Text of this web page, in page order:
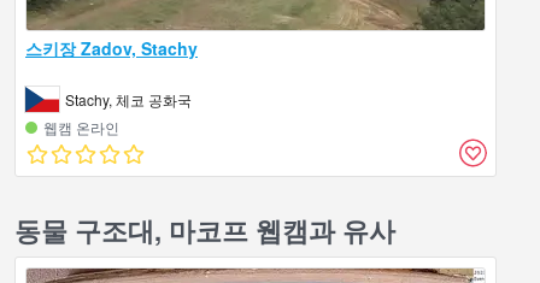
스키장 Zadov, Stachy
Stachy, 체코 공화국
웹캠 온라인
동물 구조대, 마코프 웹캠과 유사